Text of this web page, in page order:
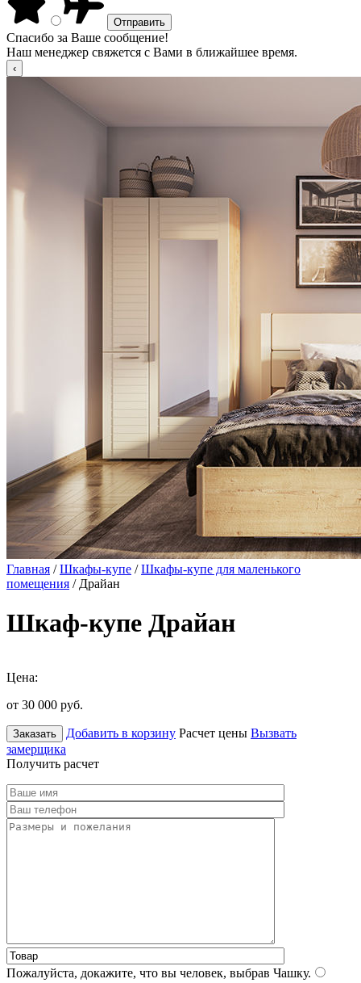
Спасибо за Ваше сообщение!
Наш менеджер свяжется с Вами в ближайшее время.
Главная /Шкафы-купе /Шкафы-купе для маленького
помещения / Драйан
Шкаф-купе Драйан
Цена:
от 30 000 руб.
Заказать Добавить в корзину Расчет цены Вызвать
замерщика
Получить расчет
Пожалуйста, докажите, что вы человек, выбрав Чашку.